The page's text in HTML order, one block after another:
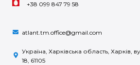
+38 099 847 79 58
atlant.tm.office@gmail.com
Україна, Харківська область, Харків,
18, 61105